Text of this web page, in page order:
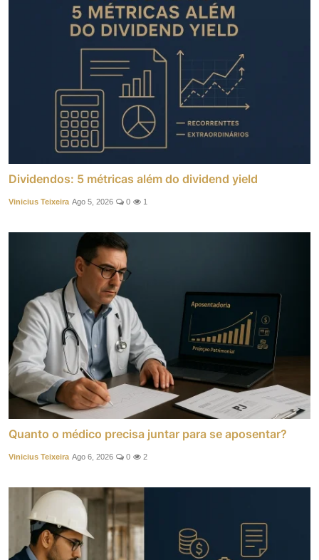
Dividendos: 5 métricas além do dividend yield
Vinicius Teixeira Ago 5, 2026 0 1
Quanto o médico precisa juntar para se aposentar?
Vinicius Teixeira Ago 6, 2026 0 2